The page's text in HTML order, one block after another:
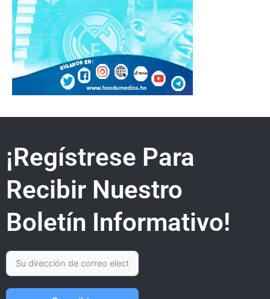
¡Regístrese Para
Recibir Nuestro
Boletín Informativo!